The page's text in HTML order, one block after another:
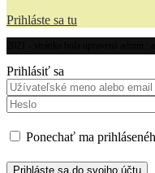
Prihláste sa tu
Prihlásiť sa
Ponechať ma